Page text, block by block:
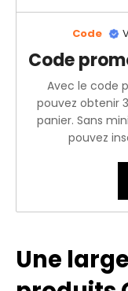
Code
Code
Avec le code
pouvez obtenir
panier. Sans
pouvez
Une